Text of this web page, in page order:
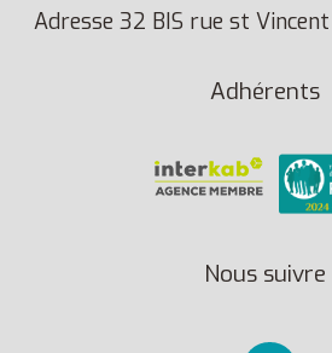
Adresse 32 BIS rue st
Adhérents
Nous suivre